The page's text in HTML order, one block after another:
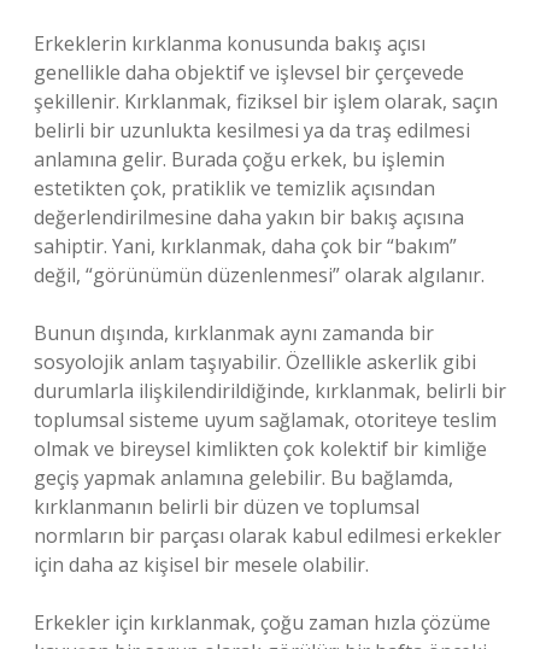
Erkeklerin kırklanma konusunda bakış açısı
genellikle daha objektif ve işlevsel bir çerçevede
şekillenir. Kırklanmak, fiziksel bir işlem olarak, saçın
belirli bir uzunlukta kesilmesi ya da traş edilmesi
anlamına gelir. Burada çoğu erkek, bu işlemin
estetikten çok, pratiklik ve temizlik açısından
değerlendirilmesine daha yakın bir bakış açısına
sahiptir. Yani, kırklanmak, daha çok bir “bakım”
değil, “görünümün düzenlenmesi” olarak algılanır.
Bunun dışında, kırklanmak aynı zamanda bir
sosyolojik anlam taşıyabilir. Özellikle askerlik gibi
durumlarla ilişkilendirildiğinde, kırklanmak, belirli bir
toplumsal sisteme uyum sağlamak, otoriteye teslim
olmak ve bireysel kimlikten çok kolektif bir kimliğe
geçiş yapmak anlamına gelebilir. Bu bağlamda,
kırklanmanın belirli bir düzen ve toplumsal
normların bir parçası olarak kabul edilmesi erkekler
için daha az kişisel bir mesele olabilir.
Erkekler için kırklanmak, çoğu zaman hızla çözüme